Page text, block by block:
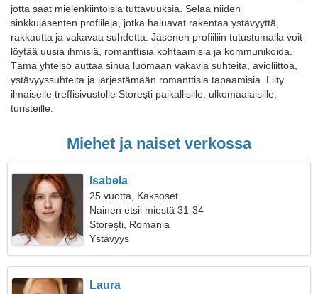
jotta saat mielenkiintoisia tuttavuuksia. Selaa niiden
sinkkujäsenten profiileja, jotka haluavat rakentaa ystävyyttä,
rakkautta ja vakavaa suhdetta. Jäsenen profiiliin tutustumalla voit
löytää uusia ihmisiä, romanttisia kohtaamisia ja kommunikoida.
Tämä yhteisö auttaa sinua luomaan vakavia suhteita, avioliittoa,
ystävyyssuhteita ja järjestämään romanttisia tapaamisia. Liity
ilmaiselle treffisivustolle Storeşti paikallisille, ulkomaalaisille,
turisteille.
Miehet ja naiset verkossa
Isabela
25 vuotta, Kaksoset
Nainen etsii miestä 31-34
Storeşti, Romania
Ystävyys
Laura